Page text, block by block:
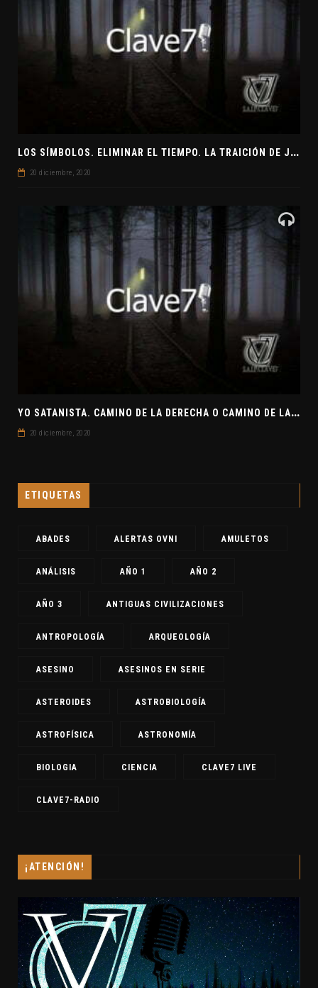
L
OS SÍMBOLOS. ELIMINAR EL TIEMPO. LA TRAICIÓN DE JUDAS
20 diciembre, 2020
Y
O SATANISTA. CAMINO DE LA DERECHA O CAMINO DE LA IZQUIERDA. CLAVE7 NEWS
20 diciembre, 2020
ETIQUETAS
ABADES ALERTAS OVNI AMULETOS
ANÁLISIS AÑO 1 AÑO 2
AÑO 3 ANTIGUAS CIVILIZACIONES
ANTROPOLOGÍA ARQUEOLOGÍA
ASESINO ASESINOS EN SERIE
ASTEROIDES ASTROBIOLOGÍA
ASTROFÍSICA ASTRONOMÍA
BIOLOGIA CIENCIA CLAVE7 LIVE
CLAVE7-RADIO
¡ATENCIÓN!